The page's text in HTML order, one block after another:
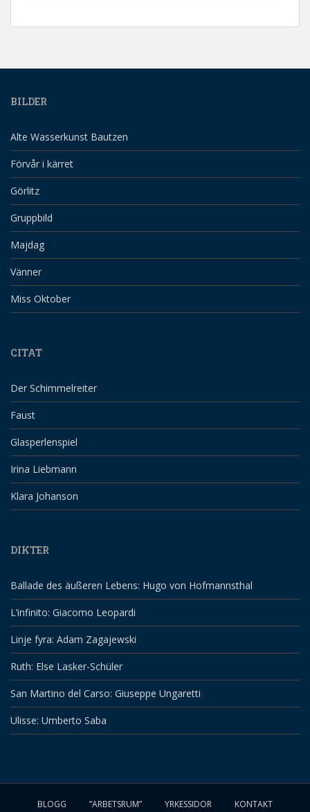
BILDER
Alte Wasserkunst Bautzen
Förvår i kärret
Görlitz
Gruppbild
Majdag
Vänner
Miss Oktober
CITAT
Der Schimmelreiter
Faust
Glasperlenspiel
Irina Liebmann
Klara Johanson
DIKTER
Ballade des äußeren Lebens: Hugo von Hofmannsthal
L’infinito: Giacomo Leopardi
Linje fyra: Adam Zagajewski
Ruth: Else Lasker-Schüler
San Martino del Carso: Giuseppe Ungaretti
Ulisse: Umberto Saba
BLOGG ”ARBETSRUM” YRKESSIDOR KONTAKT